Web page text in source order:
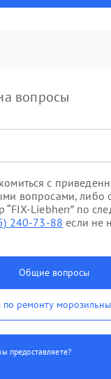
вопросы
с
вопросами, либо
“FIX-Liebherr” по
240-73-88 если не
Общие вопросы
по ремонту
предоставляете?